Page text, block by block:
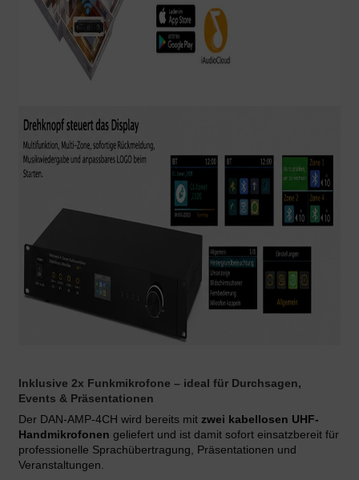
Inklusive 2x Funkmikrofone – ideal für Durchsagen,
Events & Präsentationen
Der DAN-AMP-4CH wird bereits mit zwei kabellosen UHF-
Handmikrofonen geliefert und ist damit sofort einsatzbereit für
professionelle Sprachübertragung, Präsentationen und
Veranstaltungen.